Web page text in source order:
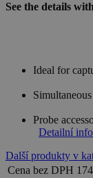
See the details
Ideal for
Probe
Detailní
Další produkty v
Cena bez DPH